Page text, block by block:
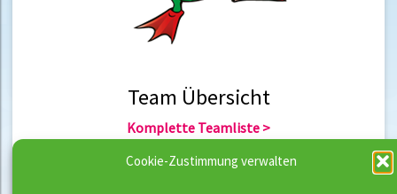
Cookie-Zustimmung verwalten
Team Übersicht
Komplette Teamliste >
Team Hannover >